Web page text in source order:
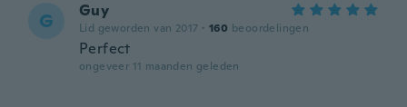
G Guy
Lid geworden van 2017 · 160 beoordelingen
Perfect
ongeveer 11 maanden geleden